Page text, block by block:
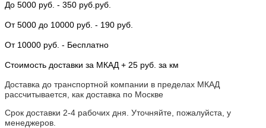
До 5000 руб. - 350 руб.руб.
От 5000 до 10000 руб. - 190 руб.
От 10000 руб. - Бесплатно
Стоимость доставки за МКАД + 25 руб. за км
Доставка до транспортной компании в пределах МКАД
рассчитывается, как доставка по Москве
Срок доставки 2-4 рабочих дня. Уточняйте, пожалуйста, у
менеджеров.